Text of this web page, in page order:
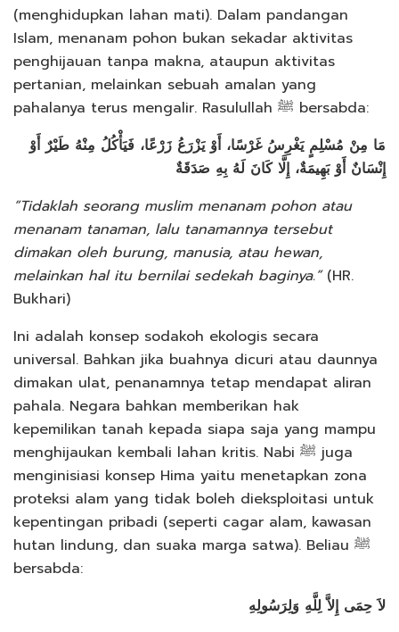
(menghidupkan lahan mati). Dalam pandangan
Islam, menanam pohon bukan sekadar aktivitas
penghijauan tanpa makna, ataupun aktivitas
pertanian, melainkan sebuah amalan yang
pahalanya terus mengalir. Rasulullah ﷺ bersabda:
مَا مِنْ مُسْلِمٍ يَغْرِسُ غَرْسًا، أَوْ يَزْرَعُ زَرْعًا، فَيَأْكُلُ مِنْهُ طَيْرٌ أَوْ
إِنْسَانٌ أَوْ بَهِيمَةٌ، إِلَّا كَانَ لَهُ بِهِ صَدَقَةٌ
“Tidaklah seorang muslim menanam pohon atau
menanam tanaman, lalu tanamannya tersebut
dimakan oleh burung, manusia, atau hewan,
melainkan hal itu bernilai sedekah baginya.”(HR.
Bukhari)
Ini adalah konsep sodakoh ekologis secara
universal. Bahkan jika buahnya dicuri atau daunnya
dimakan ulat, penanamnya tetap mendapat aliran
pahala. Negara bahkan memberikan hak
kepemilikan tanah kepada siapa saja yang mampu
menghijaukan kembali lahan kritis. Nabi ﷺ juga
menginisiasi konsep Hima yaitu menetapkan zona
proteksi alam yang tidak boleh dieksploitasi untuk
kepentingan pribadi (seperti cagar alam, kawasan
hutan lindung, dan suaka marga satwa). Beliau ﷺ
bersabda:
لاَ حِمَى إِلاَّ لِلَّهِ وَلِرَسُولِهِ